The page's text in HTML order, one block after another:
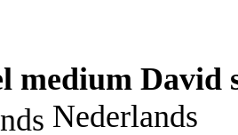
medium David
Nederlands